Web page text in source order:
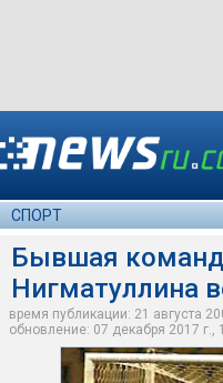
СПОРТ
Бывшая
Нигматуллина
время публикации: 21 августа
обновление: 07 декабря 2017 г.,